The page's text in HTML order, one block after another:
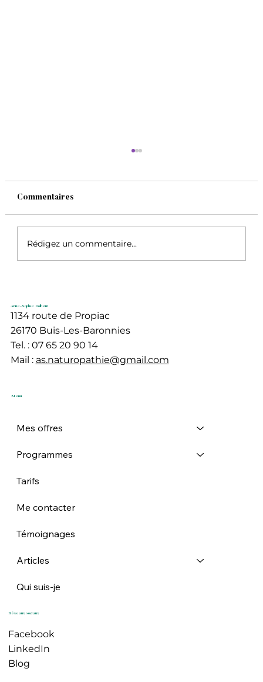
l’équilibre
Commentaires
Rédigez un commentaire...
Anne-Sophie Dolhem
1134 route de Propiac
26170 Buis-Les-Baronnies
Tel. : 07 65 20 90 14
Mail : as.naturopathie@gmail.com
Menu
Mes offres
Programmes
Tarifs
Me contacter
Témoignages
Articles
Qui suis-je
Réseaux sociaux
Facebook
LinkedIn
Blog